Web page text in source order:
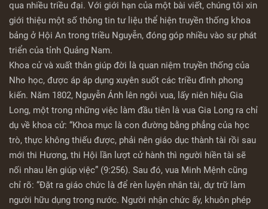
qua nhiều triều đại. Với giới hạn của một bài viết, chúng tôi xin
giới thiệu một số thông tin tư liệu thể hiện truyền thống khoa
bảng ở Hội An trong triều Nguyễn, đóng góp nhiều vào sự phát
triển của tỉnh Quảng Nam.
Khoa cử và xuất thân giúp đời là quan niệm truyền thống của
Nho học, được áp áp dụng xuyên suốt các triều đình phong
kiến. Năm 1802, Nguyễn Ánh lên ngôi vua, lấy niên hiệu Gia
Long, một trong những việc làm đầu tiên là vua Gia Long ra chỉ
dụ về khoa cử: “Khoa mục là con đường bằng phẳng của học
trò, thực không thiếu được, phải nên giáo dục thành tài rồi sau
mới thi Hương, thi Hội lần lượt cử hành thì người hiền tài sẽ
nối nhau lên giúp việc” (9:256). Sau đó, vua Minh Mệnh cũng
chỉ rõ: “Đặt ra giáo chức là để rèn luyện nhân tài, dự trữ làm
người hữu dụng trong nước. Người nhận chức ấy, khuôn phép